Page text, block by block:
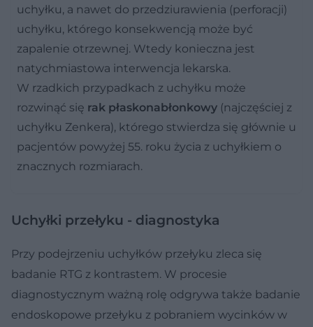
uchyłku, a nawet do przedziurawienia (perforacji)
uchyłku, którego konsekwencją może być
zapalenie otrzewnej. Wtedy konieczna jest
natychmiastowa interwencja lekarska.
W rzadkich przypadkach z uchyłku może
rozwinąć się rak płaskonabłonkowy (najczęściej z
uchyłku Zenkera), którego stwierdza się głównie u
pacjentów powyżej 55. roku życia z uchyłkiem o
znacznych rozmiarach.
Uchyłki przełyku - diagnostyka
Przy podejrzeniu uchyłków przełyku zleca się
badanie RTG z kontrastem. W procesie
diagnostycznym ważną rolę odgrywa także badanie
endoskopowe przełyku z pobraniem wycinków w